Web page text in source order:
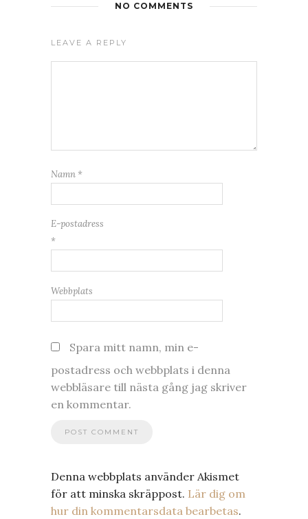
NO COMMENTS
LEAVE A REPLY
Namn *
E-postadress
*
Webbplats
Spara mitt namn, min e-
postadress och webbplats i denna
webbläsare till nästa gång jag skriver
en kommentar.
Denna webbplats använder Akismet
för att minska skräppost. Lär dig om
hur din kommentarsdata bearbetas.